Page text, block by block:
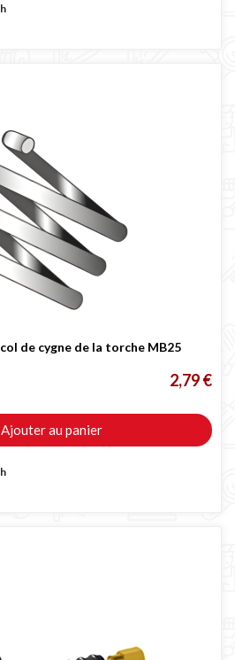
de cygne de la torche MB25
2,79 €
Ajouter au panier